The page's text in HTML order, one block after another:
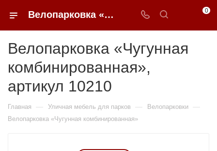
Велопарковка «Чугунная комбинированная» купить в Москве от 20 475 ₽ - 0FFER 0
Велопарковка «Чугунная
комбинированная»,
артикул 10210
Главная — Уличная мебель для парков — Велопарковки —
Велопарковка «Чугунная комбинированная»